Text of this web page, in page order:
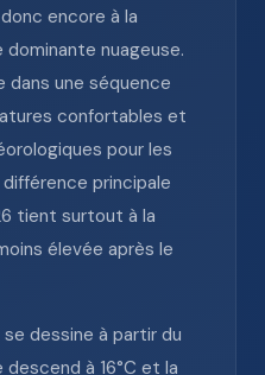
encore à la
nuageuse.
une séquence
confortables et
pour les
principale
tient surtout à la
élevée après le
dessine à partir du
à 16°C et la